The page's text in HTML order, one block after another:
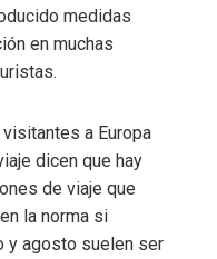
medidas
en muchas
a Europa
dicen que hay
de viaje que
la norma si
y agosto suelen ser